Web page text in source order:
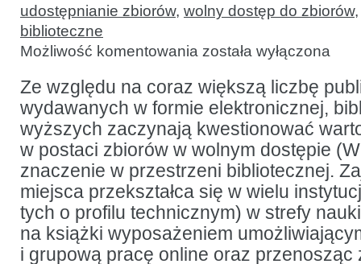
udostępnianie zbiorów, wolny dostęp do zbiorów
biblioteczne
Możliwość komentowania O
roli
bibliotecznych
w bibliotece
akademickiej
prognozy
na 2025
r.
została wyłączona
Ze względu na coraz większą liczbę
wydawanych w formie elektronicznej,
wyższych zaczynają kwestionować
w postaci zbiorów w wolnym dostępie
znaczenie w przestrzeni bibliotecznej.
miejsca przekształca się w wielu
tych o profilu technicznym) w strefy
na książki wyposażeniem
i grupową pracę online oraz przenosząc